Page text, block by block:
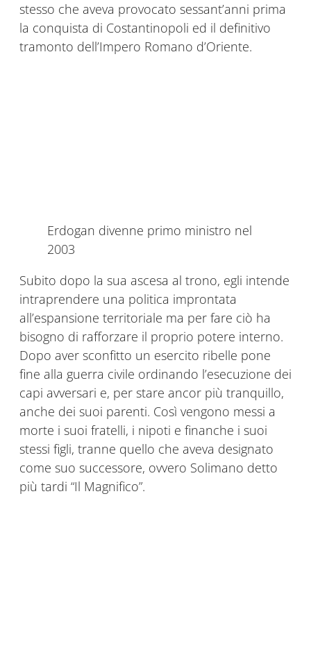
stesso che aveva provocato sessant’anni prima
la conquista di Costantinopoli ed il definitivo
tramonto dell’Impero Romano d’Oriente.
Erdogan divenne primo ministro nel
2003
Subito dopo la sua ascesa al trono, egli intende
intraprendere una politica improntata
all’espansione territoriale ma per fare ciò ha
bisogno di rafforzare il proprio potere interno.
Dopo aver sconfitto un esercito ribelle pone
fine alla guerra civile ordinando l’esecuzione dei
capi avversari e, per stare ancor più tranquillo,
anche dei suoi parenti. Così vengono messi a
morte i suoi fratelli, i nipoti e finanche i suoi
stessi figli, tranne quello che aveva designato
come suo successore, ovvero Solimano detto
più tardi “Il Magnifico”.